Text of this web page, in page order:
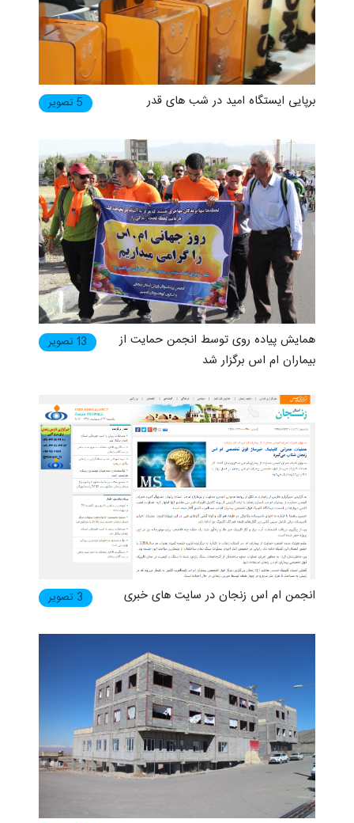
5 تصویر برپایی ایستگاه امید در شب های قدر
13 تصویر
همایش پیاده روی توسط انجمن حمایت از
بیماران ام اس برگزار شد
3 تصویر انجمن ام اس زنجان در سایت های خبری